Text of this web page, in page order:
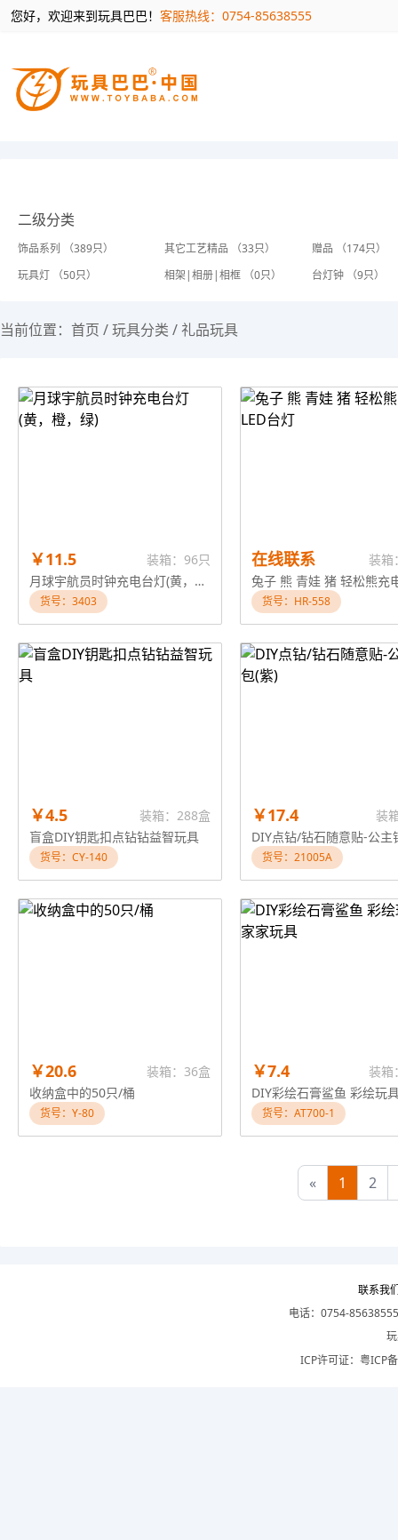
您好，欢迎来到玩具巴巴！ 客服热线：0754-85638555
二级分类
饰品系列 （389只） 其它工艺精品 （33只）
赠品 （174只）
玩具灯 （50只）
相架|相册|相框 （0只） 台灯钟 （9只）
当前位置： 首页 /玩具分类 /礼品玩具
￥11.5
装箱：96只
月球宇航员时钟充电台灯(黄，橙，绿)
货号：3403
在线联系 装箱
货号：HR-558
￥4.5
装箱：288盒
盲盒DIY钥匙扣点钻钻益智玩具
货号：CY-140
￥17.4 装
货号：21005A
￥20.6
装箱：36盒
收纳盒中的50只/桶
货号：Y-80
￥7.4 装箱
货号：AT700-1
« 1 2
联系我
电话：0754-
ICP许可证： 粤ICP